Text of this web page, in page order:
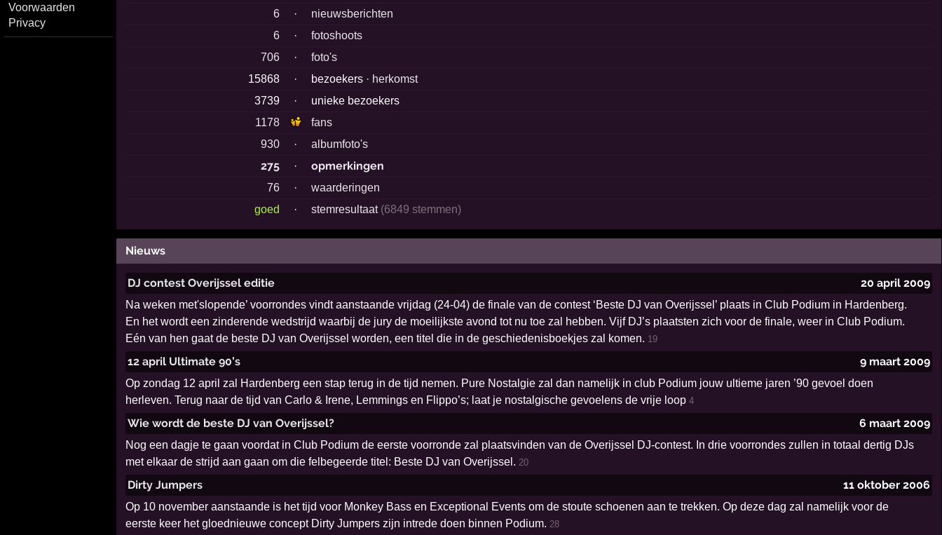
Voorwaarden
Privacy
6
·
nieuwsberichten
6
·
fotoshoots
706
·
foto's
15868
· bezoekers · herkomst
3739
·
unieke bezoekers
1178
fans
930
· albumfoto's
275 · opmerkingen
76 ·
waarderingen
goed
· stemresultaat (6849 stemmen)
Nieuws
DJ contest Overijssel editie 20 april 2009
Na weken met'slopende’ voorrondes vindt aanstaande vrijdag (24-04) de finale van de contest ‘Beste DJ van Overijssel’ plaats in Club Podium in Hardenberg.
En het wordt een zinderende wedstrijd waarbij de jury de moeilijkste avond tot nu toe zal hebben. Vijf DJ’s plaatsten zich voor de finale, weer in Club Podium.
Eén van hen gaat de beste DJ van Overijssel worden, een titel die in de geschiedenisboekjes zal komen. 19
12 april Ultimate 90’s 9 maart 2009
Op zondag 12 april zal Hardenberg een stap terug in de tijd nemen. Pure Nostalgie zal dan namelijk in club Podium jouw ultieme jaren ’90 gevoel doen
herleven. Terug naar de tijd van Carlo & Irene, Lemmings en Flippo’s; laat je nostalgische gevoelens de vrije loop 4
Wie wordt de beste DJ van Overijssel? 6 maart 2009
Nog een dagje te gaan voordat in Club Podium de eerste voorronde zal plaatsvinden van de Overijssel DJ-contest. In drie voorrondes zullen in totaal dertig DJs
met elkaar de strijd aan gaan om die felbegeerde titel: Beste DJ van Overijssel. 20
Dirty Jumpers 11 oktober 2006
Op 10 november aanstaande is het tijd voor Monkey Bass en Exceptional Events om de stoute schoenen aan te trekken. Op deze dag zal namelijk voor de
eerste keer het gloednieuwe concept Dirty Jumpers zijn intrede doen binnen Podium. 28